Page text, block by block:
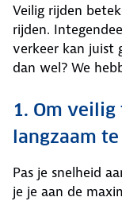
Veilig rijden
rijden.
verkeer kan juist
dan wel? We
1. Om
langzaam
Pas je snelheid
je je aan de